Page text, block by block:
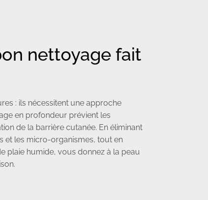
nettoyage fait
: ils nécessitent une approche
en profondeur prévient les
de la barrière cutanée. En éliminant
et les micro-organismes, tout en
plaie humide, vous donnez à la peau